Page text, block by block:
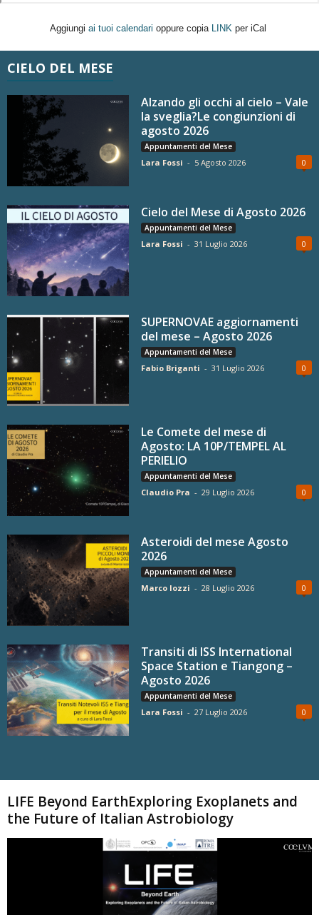
Aggiungi ai tuoi calendari oppure copia LINK per iCal
CIELO DEL MESE
Alzando gli occhi al cielo – Vale
la sveglia?Le congiunzioni di
agosto 2026
Appuntamenti del Mese
Lara Fossi - 5 Agosto 2026 0
Cielo del Mese di Agosto 2026
Appuntamenti del Mese
Lara Fossi - 31 Luglio 2026 0
SUPERNOVAE aggiornamenti
del mese – Agosto 2026
Appuntamenti del Mese
Fabio Briganti - 31 Luglio 2026 0
Le Comete del mese di
Agosto: LA 10P/TEMPEL AL
PERIELIO
Appuntamenti del Mese
Claudio Pra - 29 Luglio 2026 0
Asteroidi del mese Agosto
2026
Appuntamenti del Mese
Marco Iozzi - 28 Luglio 2026 0
Transiti di ISS International
Space Station e Tiangong –
Agosto 2026
Appuntamenti del Mese
Lara Fossi - 27 Luglio 2026 0
LIFE Beyond EarthExploring Exoplanets and
the Future of Italian Astrobiology